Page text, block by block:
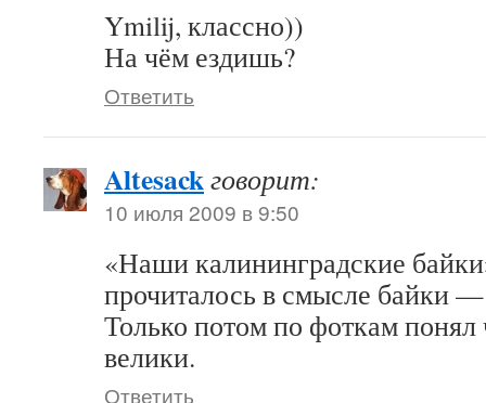
Ymilij, классно))
На чём ездишь?
Ответить
Altesackговорит:
10 июля 2009 в 9:50
«Наши калининградские
прочиталось в смысле байки
Только потом по фоткам
велики.
Ответить